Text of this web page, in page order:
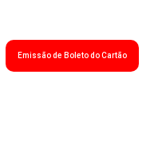
Emissão de Boleto do Cartão